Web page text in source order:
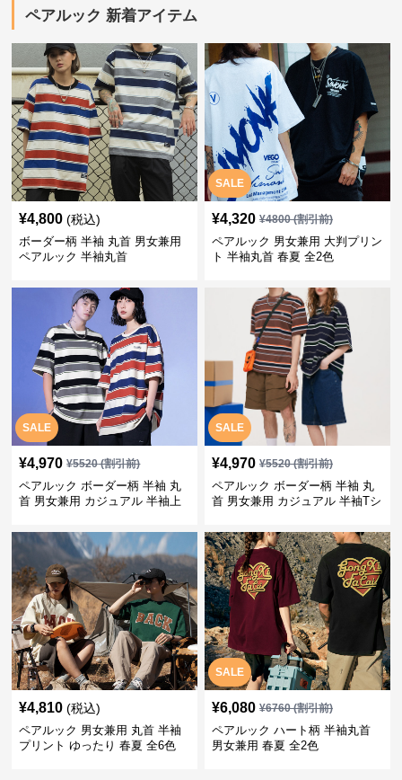
ペアルック 新着アイテム
¥4,800 (税込)
ボーダー柄 半袖 丸首 男女兼用
ペアルック 半袖丸首
SALE
¥4,320 ¥4800(割引前)
ペアルック 男女兼用 大判プリン
ト 半袖丸首 春夏 全2色
SALE
¥4,970 ¥5520(割引前)
ペアルック ボーダー柄 半袖 丸
首 男女兼用 カジュアル 半袖上
SALE
¥4,970 ¥5520(割引前)
ペアルック ボーダー柄 半袖 丸
首 男女兼用 カジュアル 半袖Tシ
¥4,810 (税込)
ペアルック 男女兼用 丸首 半袖
プリント ゆったり 春夏 全6色
SALE
¥6,080 ¥6760(割引前)
ペアルック ハート柄 半袖丸首
男女兼用 春夏 全2色